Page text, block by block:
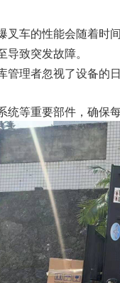
叉车的性能会随着时
导致突发故障。
管理者忽视了设备的
等重要部件，确保